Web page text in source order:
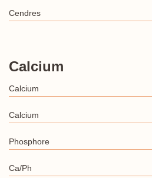
Cendres
Calcium
Calcium
Calcium
Phosphore
Ca/Ph